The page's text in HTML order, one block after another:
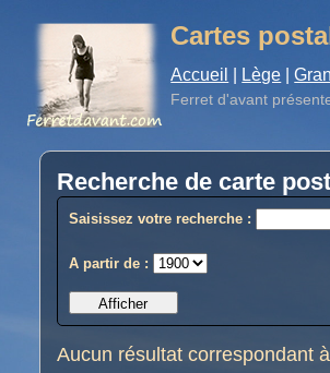
Cartes
Accueil Lège
Ferret d'avant
Recherche de carte
Saisissez votre recherche :
A partir de :
Aucun résultat correspondant